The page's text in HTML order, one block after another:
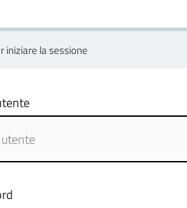
iniziare la sessione